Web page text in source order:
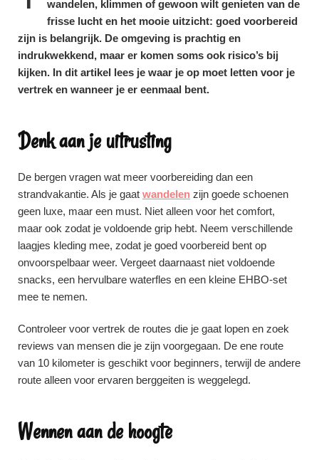
wandelen, klimmen of gewoon wilt genieten van de
frisse lucht en het mooie uitzicht: goed voorbereid
zijn is belangrijk. De omgeving is prachtig en
indrukwekkend, maar er komen soms ook risico’s bij
kijken. In dit artikel lees je waar je op moet letten voor je
vertrek en wanneer je er eenmaal bent.
Denk aan je uitrusting
De bergen vragen wat meer voorbereiding dan een
strandvakantie. Als je gaat wandelen zijn goede schoenen
geen luxe, maar een must. Niet alleen voor het comfort,
maar ook zodat je voldoende grip hebt. Neem verschillende
laagjes kleding mee, zodat je goed voorbereid bent op
onvoorspelbaar weer. Vergeet daarnaast niet voldoende
snacks, een hervulbare waterfles en een kleine EHBO-set
mee te nemen.
Controleer voor vertrek de routes die je gaat lopen en zoek
reviews van mensen die je zijn voorgegaan. De ene route
van 10 kilometer is geschikt voor beginners, terwijl de andere
route alleen voor ervaren berggeiten is weggelegd.
Wennen aan de hoogte